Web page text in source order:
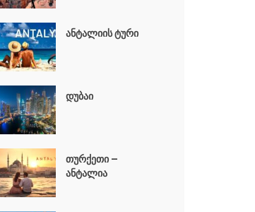
ანტალიის ტური
დუბაი
თურქეთი –
ანტალია